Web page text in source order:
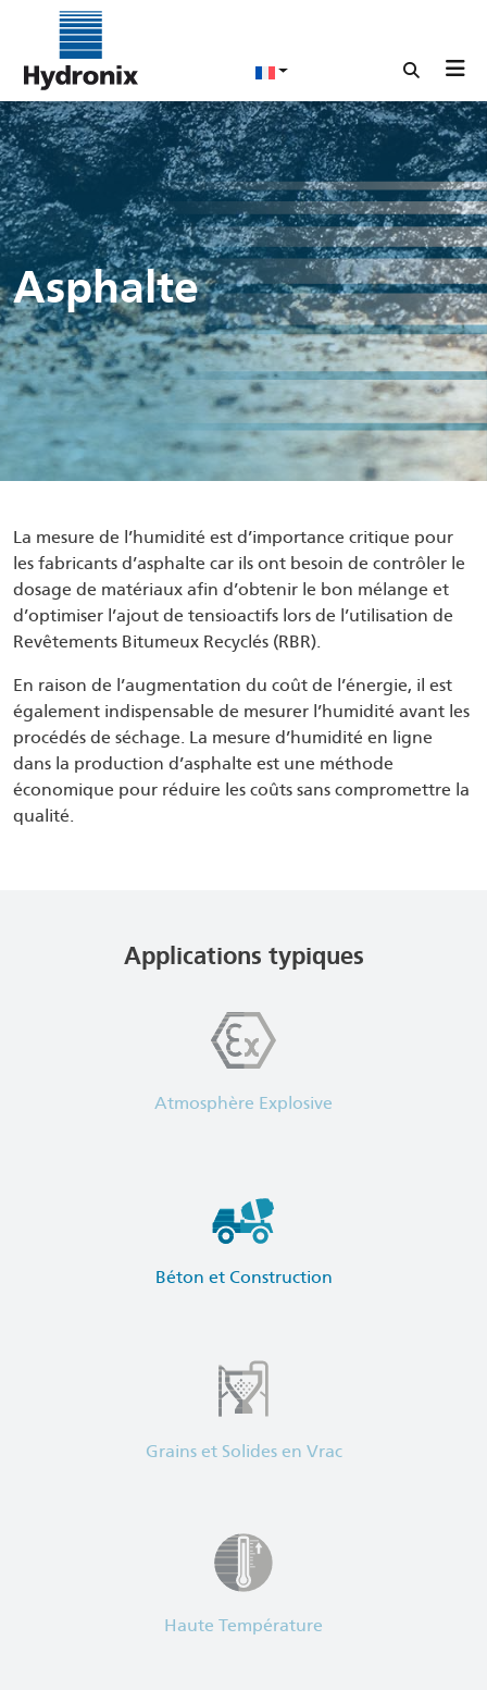
Asphalte
La mesure de l’humidité est d’importance critique pour
les fabricants d’asphalte car ils ont besoin de contrôler le
dosage de matériaux afin d’obtenir le bon mélange et
d’optimiser l’ajout de tensioactifs lors de l’utilisation de
Revêtements Bitumeux Recyclés (RBR).
En raison de l’augmentation du coût de l’énergie, il est
également indispensable de mesurer l’humidité avant les
procédés de séchage. La mesure d’humidité en ligne
dans la production d’asphalte est une méthode
économique pour réduire les coûts sans compromettre la
qualité.
Applications typiques
Atmosphère Explosive
Béton et Construction
Grains et Solides en Vrac
Haute Température